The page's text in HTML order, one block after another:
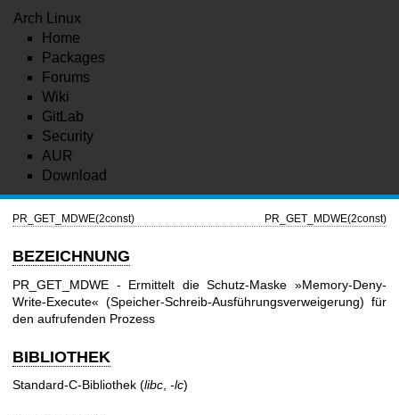
Arch Linux
Home
Packages
Forums
Wiki
GitLab
Security
AUR
Download
PR_GET_MDWE(2const) PR_GET_MDWE(2const)
BEZEICHNUNG
PR_GET_MDWE - Ermittelt die Schutz-Maske »Memory-Deny-
Write-Execute« (Speicher-Schreib-Ausführungsverweigerung) für
den aufrufenden Prozess
BIBLIOTHEK
Standard-C-Bibliothek (libc -lc)